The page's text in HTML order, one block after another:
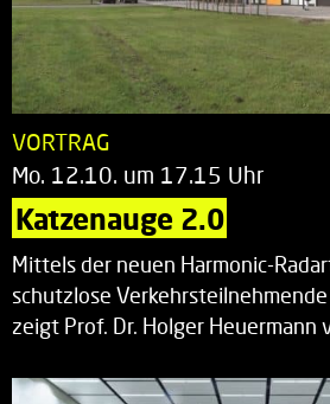
VORTRAG
Mo. 12.10. um 17.15 Uhr
Katzenauge 2.0
Mittels der neuen Harmonic-
schutzlose
zeigt Prof. Dr. Holger Heuermann